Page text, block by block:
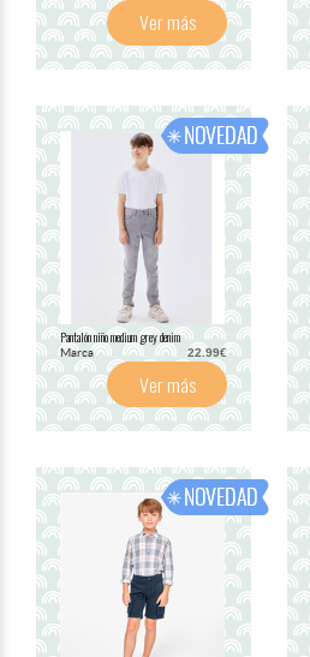
Ver más
Pantalón niño medium grey denim
Marca 22.99€
Ver más